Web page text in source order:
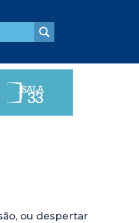
ou despertar